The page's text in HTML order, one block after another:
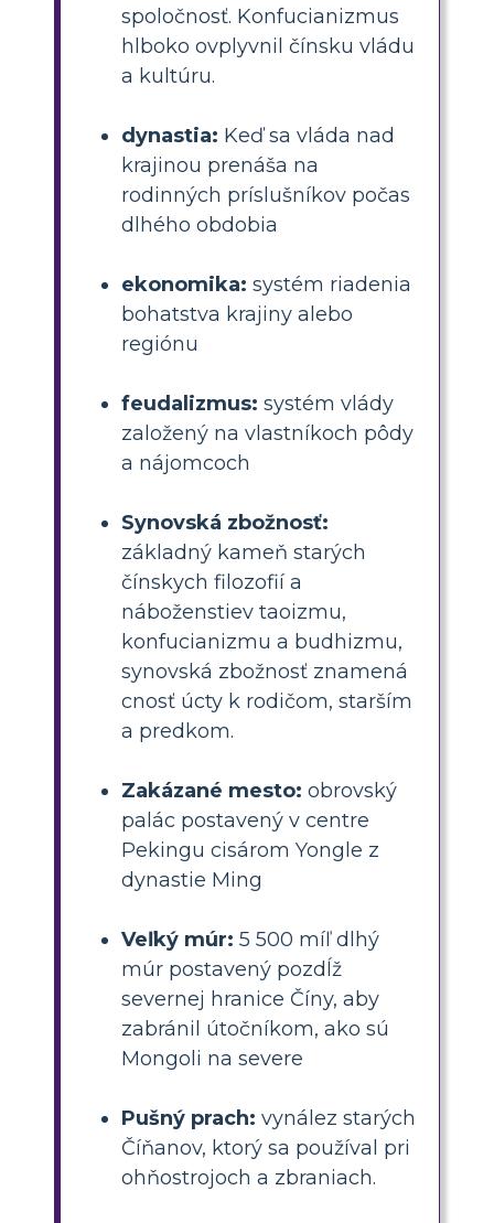
spoločnosť. Konfucianizmus
hlboko ovplyvnil čínsku vládu
a kultúru.
dynastia: Keď sa vláda nad
krajinou prenáša na
rodinných príslušníkov počas
dlhého obdobia
ekonomika: systém riadenia
bohatstva krajiny alebo
regiónu
feudalizmus: systém vlády
založený na vlastníkoch pôdy
a nájomcoch
Synovská zbožnosť:
základný kameň starých
čínskych filozofií a
náboženstiev taoizmu,
konfucianizmu a budhizmu,
synovská zbožnosť znamená
cnosť úcty k rodičom, starším
a predkom.
Zakázané mesto: obrovský
palác postavený v centre
Pekingu cisárom Yongle z
dynastie Ming
Veľký múr: 5 500 míľ dlhý
múr postavený pozdĺž
severnej hranice Číny, aby
zabránil útočníkom, ako sú
Mongoli na severe
Pušný prach: vynález starých
Číňanov, ktorý sa používal pri
ohňostrojoch a zbraniach.